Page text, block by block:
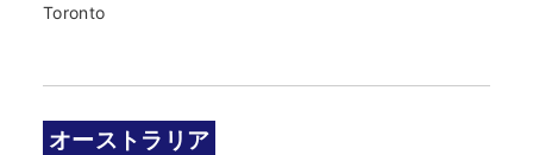
Toronto
オーストラリア